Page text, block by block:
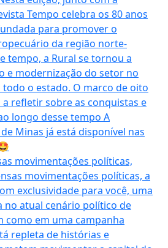
movimentações políticas,